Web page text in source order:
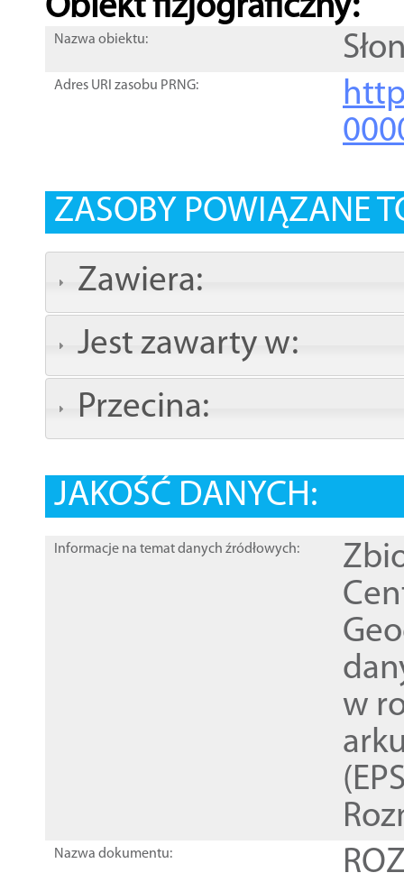
Obiekt fizjograficzny:
Nazwa obiektu:
Adres URI zasobu PRNG:
ZASOBY POWIĄZANE
Zawiera:
Jest zawarty w:
Przecina:
JAKOŚĆ DANYCH:
Informacje na temat danych źródłowych:
w
Nazwa dokumentu: